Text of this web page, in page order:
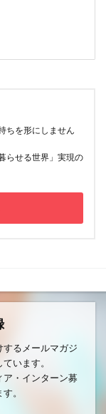
ちを形にしません
らせる世界」実現の
るメールマガジ
います。
・インターン募
。